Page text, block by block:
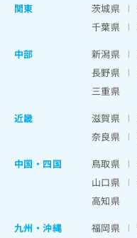
関東
茨城県
千葉県
中部
新潟県
長野県
三重県
近畿
滋賀県
奈良県
中国・四国
鳥取県
山口県
高知県
九州・沖縄
福岡県